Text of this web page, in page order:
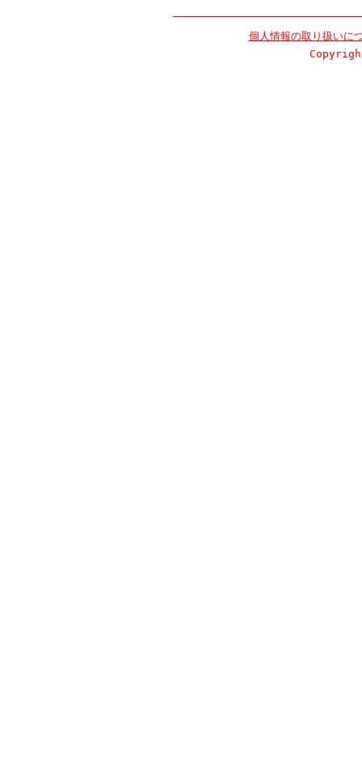
個人情報の取り扱いに